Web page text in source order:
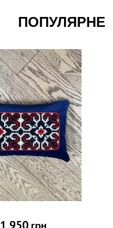
ПОПУЛЯРНЕ
1 950 грн.